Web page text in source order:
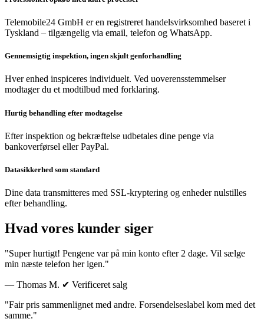
Telemobile24 GmbH er en registreret handelsvirksomhed baseret i
Tyskland – tilgængelig via email, telefon og WhatsApp.
Gennemsigtig inspektion, ingen skjult genforhandling
Hver enhed inspiceres individuelt. Ved uoverensstemmelser
modtager du et modtilbud med forklaring.
Hurtig behandling efter modtagelse
Efter inspektion og bekræftelse udbetales dine penge via
bankoverførsel eller PayPal.
Datasikkerhed som standard
Dine data transmitteres med SSL-kryptering og enheder nulstilles
efter behandling.
Hvad vores kunder siger
"Super hurtigt! Pengene var på min konto efter 2 dage. Vil sælge
min næste telefon her igen."
— Thomas M. ✔ Verificeret salg
"Fair pris sammenlignet med andre. Forsendelseslabel kom med det
samme."